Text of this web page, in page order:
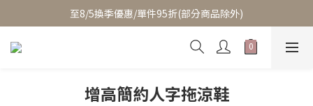
至8/5換季優惠/單件95折(部分商品除外)
至8/5換季優惠/單件95折(部分商品除外)
累積消費滿$3800即成為VIP/天天享95折優惠(可疊加折扣)
增高簡約人字拖涼鞋